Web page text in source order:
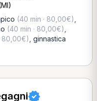
(40 min · 80,00€)
(40 min · 80,00€)
80,00€) ginnastica